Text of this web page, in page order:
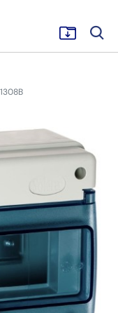
1308B